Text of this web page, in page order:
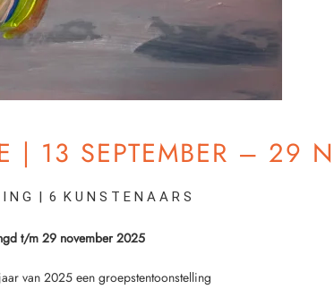
| 13 SEPTEMBER – 29
I N G | 6 K U N S T E N A A R S
t/m 29 november 2025
van 2025 een groepstentoonstelling